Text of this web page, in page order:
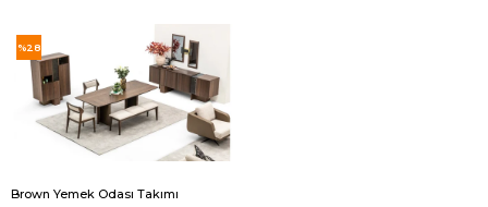
Brown Yemek Odası Takımı
%28